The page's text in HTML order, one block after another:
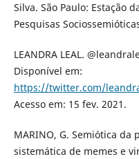
Silva. São Paulo: Estação
Pesquisas
LEANDRA LEAL.
Disponível em:
https://twitter.com/
Acesso em: 15 fev. 2021.
MARINO, G. Semiótica
sistemática de memes e